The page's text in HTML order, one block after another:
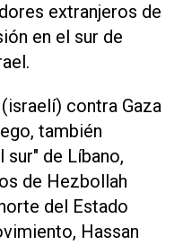
extranjeros de
en el sur de
contra Gaza
también
sur" de Líbano,
de Hezbollah
del Estado
Hassan